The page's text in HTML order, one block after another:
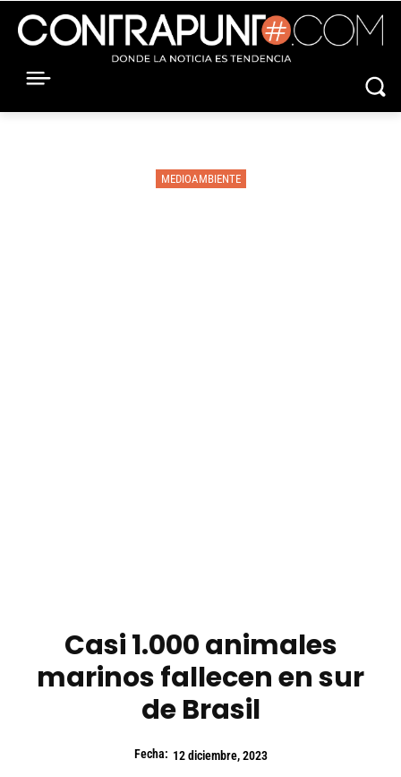
MEDIOAMBIENTE
Casi 1.000 animales
marinos fallecen en sur
de Brasil
Fecha: 12 diciembre, 2023